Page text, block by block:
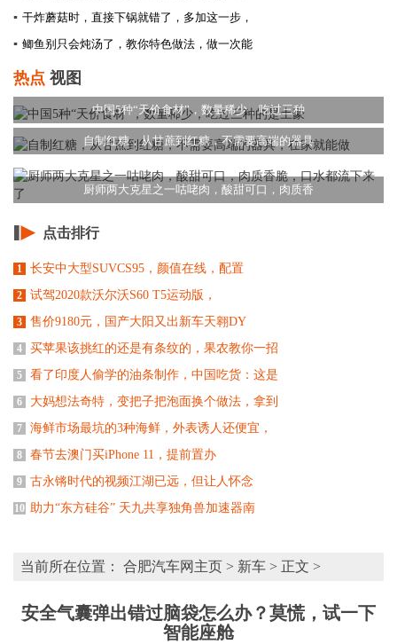
▪ 干炸蘑菇时，直接下锅就错了，多加这一步，
▪ 鲫鱼别只会炖汤了，教你特色做法，做一次能
热点 视图
中国5种“天价食材”，数量稀少，吃过三种
自制红糖，从甘蔗到红糖，不需要高端的器具
厨师两大克星之一咕咾肉，酸甜可口，肉质香
点击排行
1 长安中大型SUVCS95，颜值在线，配置
2 试驾2020款沃尔沃S60 T5运动版，
3 售价9180元，国产大阳又出新车天翱DY
4 买苹果该挑红的还是有条纹的，果农教你一招
5 看了印度人偷学的油条制作，中国吃货：这是
6 大妈想法奇特，变把子把泡面换个做法，拿到
7 海鲜市场最坑的3种海鲜，外表诱人还便宜，
8 春节去澳门买iPhone 11，提前置办
9 古永锵时代的视频江湖已远，但让人怀念
10 助力“东方硅谷” 天九共享独角兽加速器南
当前所在位置： 合肥汽车网主页 > 新车 > 正文 >
安全气囊弹出错过脑袋怎么办？莫慌，试一下
智能座舱